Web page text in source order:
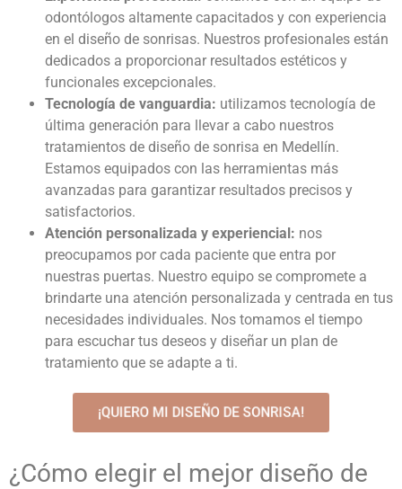
odontólogos altamente capacitados y con experiencia
en el diseño de sonrisas. Nuestros profesionales están
dedicados a proporcionar resultados estéticos y
funcionales excepcionales.
Tecnología de vanguardia: utilizamos tecnología de
última generación para llevar a cabo nuestros
tratamientos de diseño de sonrisa en Medellín.
Estamos equipados con las herramientas más
avanzadas para garantizar resultados precisos y
satisfactorios.
Atención personalizada y experiencial: nos
preocupamos por cada paciente que entra por
nuestras puertas. Nuestro equipo se compromete a
brindarte una atención personalizada y centrada en tus
necesidades individuales. Nos tomamos el tiempo
para escuchar tus deseos y diseñar un plan de
tratamiento que se adapte a ti.
¡QUIERO MI DISEÑO DE SONRISA!
¿Cómo elegir el mejor diseño de